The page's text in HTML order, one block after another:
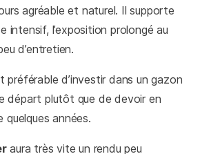
agréable et naturel. Il supporte
intensif, l’exposition prolongé au
d’entretien.
préférable d’investir dans un gazon
départ plutôt que de devoir en
années.
aura très vite un rendu peu